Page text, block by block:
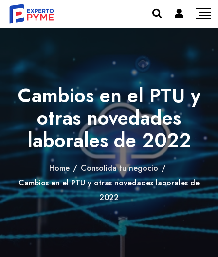
Cambios en el PTU y
otras novedades
laborales de 2022
Home / Consolida tu negocio /
Cambios en el PTU y otras novedades laborales de
2022